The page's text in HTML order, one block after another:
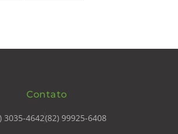
Contato
3035-4642(82) 99925-6408